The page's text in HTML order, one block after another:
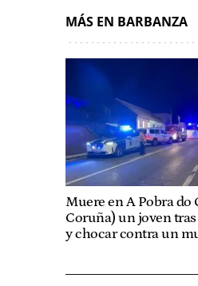
MÁS EN BARBANZA
Muere en A Pobra do
Coruña) un joven
y chocar contra un